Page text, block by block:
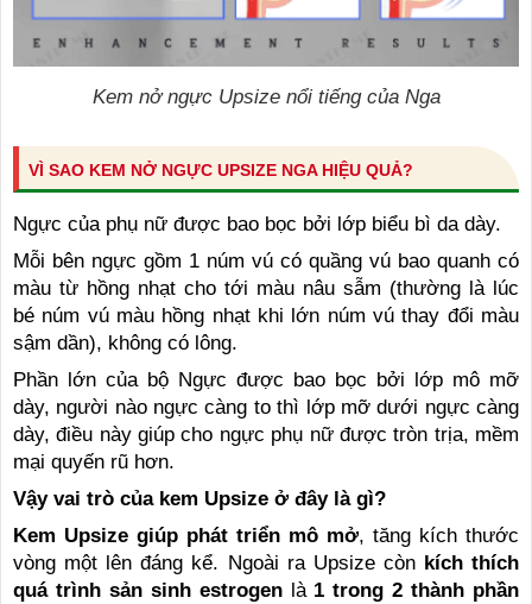
Kem nở ngực Upsize nổi tiếng của Nga
VÌ SAO KEM NỞ NGỰC UPSIZE NGA HIỆU QUẢ?
Ngực của phụ nữ được bao bọc bởi lớp biểu bì da dày.
Mỗi bên ngực gồm 1 núm vú có quầng vú bao quanh có
màu từ hồng nhạt cho tới màu nâu sẫm (thường là lúc
bé núm vú màu hồng nhạt khi lớn núm vú thay đổi màu
sậm dần), không có lông.
Phần lớn của bộ Ngực được bao bọc bởi lớp mô mỡ
dày, người nào ngực càng to thì lớp mỡ dưới ngực càng
dày, điều này giúp cho ngực phụ nữ được tròn trịa, mềm
mại quyến rũ hơn.
Vậy vai trò của kem Upsize ở đây là gì?
Kem Upsize giúp phát triển mô mở, tăng kích thước
vòng một lên đáng kể. Ngoài ra Upsize còn kích thích
quá trình sản sinh estrogenlà 1 trong 2 thành phần